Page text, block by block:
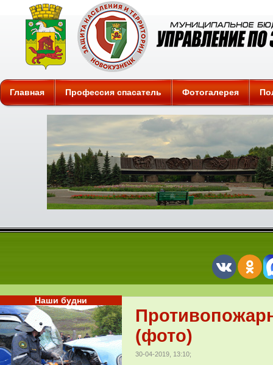
Защита
Главная Профессия спасатель Фотогалерея
(фото)
30-04-2019, 13:10;
Наши будни